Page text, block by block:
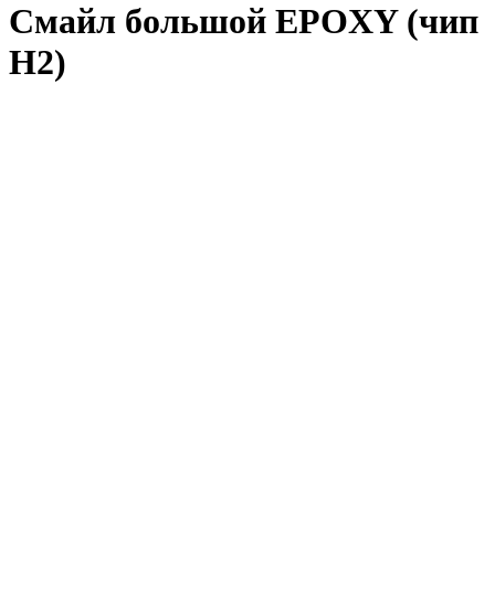
Смайл большой EPOXY (чип
H2)